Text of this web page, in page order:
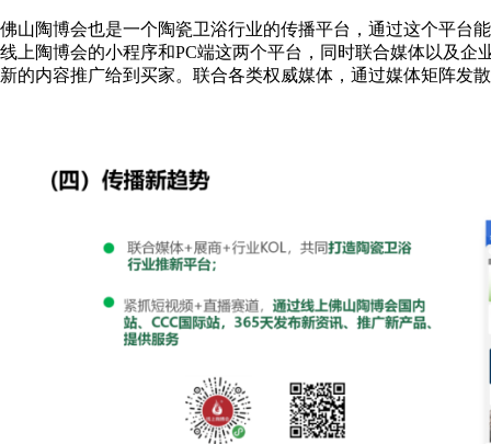
佛山陶博会也是一个陶瓷卫浴行业的传播平台，通过这个平台
线上陶博会的小程序和PC端这两个平台，同时联合媒体以及
新的内容推广给到买家。联合各类权威媒体，通过媒体矩阵